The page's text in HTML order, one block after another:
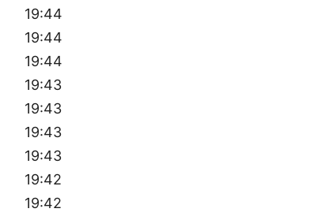
19:44
19:44
19:44
19:43
19:43
19:43
19:43
19:42
19:42